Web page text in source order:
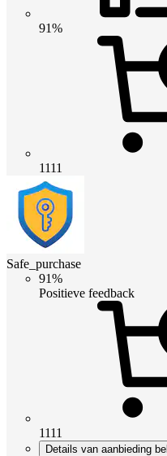
91%
1111
Safe_purchase
91%
Positieve feedback
1111
Details van aanbieding